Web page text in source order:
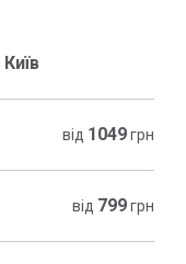
Київ
від 1049грн
від 799грн